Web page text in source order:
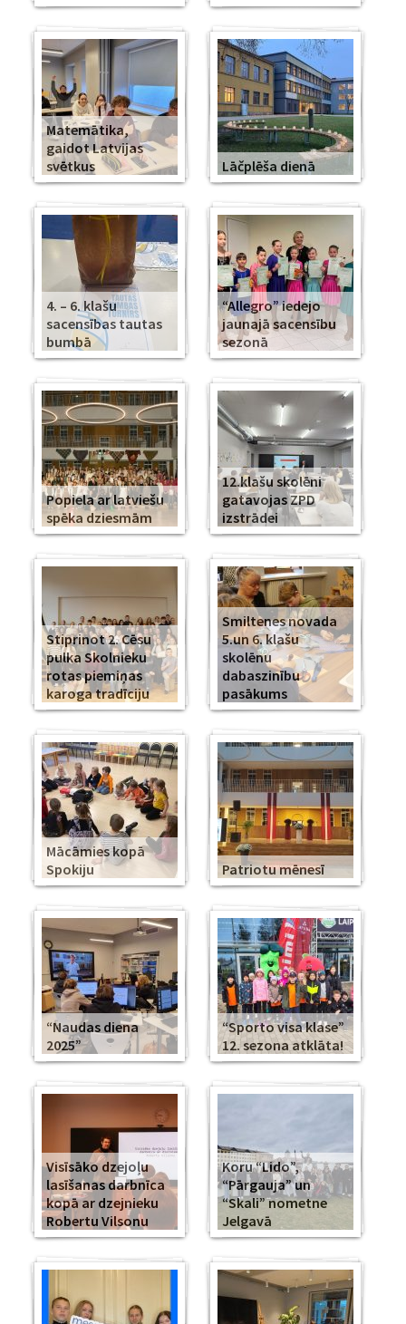
Matemātika,
gaidot Latvijas
svētkus
Lāčplēša dienā
4. – 6. klašu
sacensības tautas
bumbā
“Allegro” iedejo
jaunajā sacensību
sezonā
Popiela ar latviešu
spēka dziesmām
12.klašu skolēni
gatavojas ZPD
izstrādei
Stiprinot 2. Cēsu
pulka Skolnieku
rotas piemiņas
karoga tradīciju
Smiltenes novada
5.un 6. klašu
skolēnu
dabaszinību
pasākums
Mācāmies kopā
Spokiju
Patriotu mēnesī
“Naudas diena
2025”
“Sporto visa klase”
12. sezona atklāta!
Visīsāko dzejoļu
lasīšanas darbnīca
kopā ar dzejnieku
Robertu Vilsonu
Koru “Lido”,
“Pārgauja” un
“Skali” nometne
Jelgavā